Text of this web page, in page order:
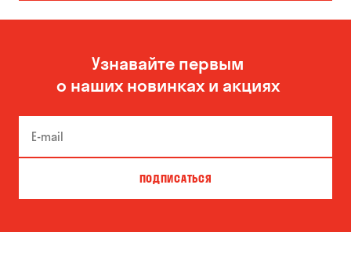
Бережинка Борисполь
Бровары
Вита-Почтовая Вишневое
Узнавайте первым
о наших новинках и акциях
ПОДПИСАТЬСЯ